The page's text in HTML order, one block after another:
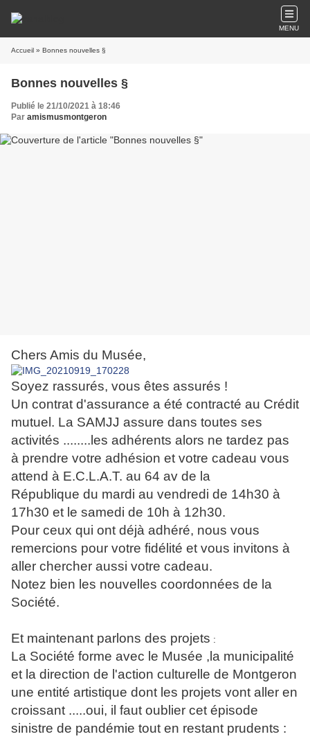
MENU
Accueil » Bonnes nouvelles §
Bonnes nouvelles §
Publié le 21/10/2021 à 18:46
Par amismusmontgeron
Chers Amis du Musée,
Soyez rassurés, vous êtes assurés !
Un contrat d'assurance a été contracté au Crédit
mutuel. La SAMJJ assure dans toutes ses
activités ........les adhérents alors ne tardez pas
à prendre votre adhésion et votre cadeau vous
attend à E.C.L.A.T. au 64 av de la
République du mardi au vendredi de 14h30 à
17h30 et le samedi de 10h à 12h30.
Pour ceux qui ont déjà adhéré, nous vous
remercions pour votre fidélité et vous invitons à
aller chercher aussi votre cadeau.
Notez bien les nouvelles coordonnées de la
Société.
Et maintenant parlons des projets :
La Société forme avec le Musée ,la municipalité
et la direction de l'action culturelle de Montgeron
une entité artistique dont les projets vont aller en
croissant .....oui, il faut oublier cet épisode
sinistre de pandémie tout en restant prudents :